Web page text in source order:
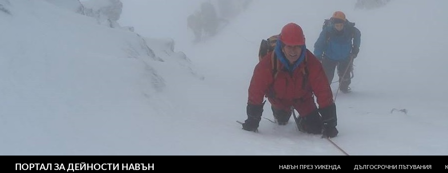
ПОРТАЛ ЗА ДЕЙНОСТИ НАВЪН
НАВЪН ПРЕЗ УИКЕНДА
ДЪЛГОСРОЧНИ ПЪТУВАНИЯ